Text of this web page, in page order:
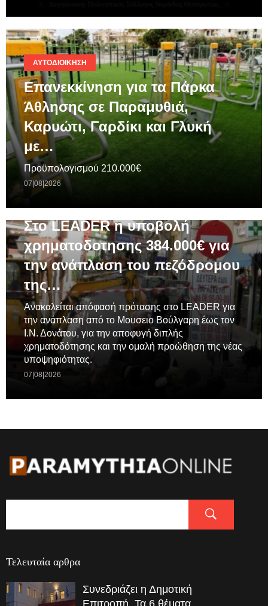
ΑΥΤΟΔΙΟΊΚΗΣΗ
Επανεκκίνηση για τα Πάρκα
Άθλησης σε Παραμυθιά,
Καρυώτι, Γαρδίκι και Γλυκή
με…
Προϋπολογισμού 210.000€
07|08|2026
Στο LEADER η υποβολή
χρηματοδοτησης 384.000€ για
την ανάπλαση του πεζόδρομου
της…
Ανακαλείται απόφασή πρότασης στο LEADER για
την ανάπλαση από το Μουσειο Βούλγαρη έως τον
Ι.Ν. Δονάτου, για την αποφυγή διπλής
χρηματοδότησης και την ομαλή προώθηση της νέας
υποψηφιότητας.
07|08|2026
Τελευταία αρθρα
Συνεδριάζει η Δημοτική
Επιτροπή. Τα 6 θέματα.